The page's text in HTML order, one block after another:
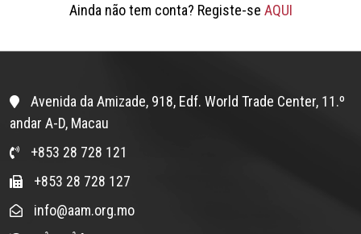
Ainda não tem conta? Registe-se AQUI
Avenida da Amizade, 918, Edf. World Trade Center, 11.º
andar A-D, Macau
+853 28 728 121
+853 28 728 127
info@aam.org.mo